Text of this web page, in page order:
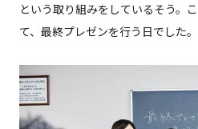
という取り組みをしているそう。
て、最終プレゼンを行う日でした。